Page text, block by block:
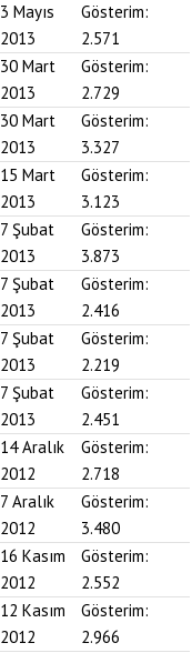
3 Mayıs
2013
Gösterim:
2.571
30 Mart
2013
Gösterim:
2.729
30 Mart
2013
Gösterim:
3.327
15 Mart
2013
Gösterim:
3.123
7 Şubat
2013
Gösterim:
3.873
7 Şubat
2013
Gösterim:
2.416
7 Şubat
2013
Gösterim:
2.219
7 Şubat
2013
Gösterim:
2.451
14 Aralık
2012
Gösterim:
2.718
7 Aralık
2012
Gösterim:
3.480
16 Kasım
2012
Gösterim:
2.552
12 Kasım
2012
Gösterim:
2.966